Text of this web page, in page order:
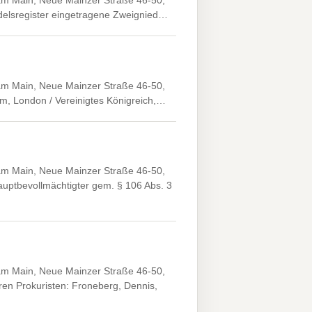
eingetragene Zweignied…
Main, Neue Mainzer Straße 46-50,
London / Vereinigtes Königreich,…
Main, Neue Mainzer Straße 46-50,
gem. § 106 Abs. 3
Main, Neue Mainzer Straße 46-50,
Prokuristen: Froneberg, Dennis,